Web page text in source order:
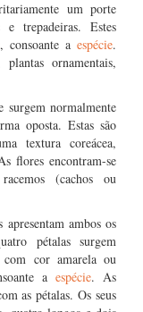
um porte
trepadeiras. Estes
, consoante a espécie.
plantas ornamentais,
surgem normalmente
oposta. Estas são
textura coreácea,
flores encontram-se
(cachos ou
ambos os
pétalas surgem
cor amarela ou
a espécie. As
as pétalas. Os seus